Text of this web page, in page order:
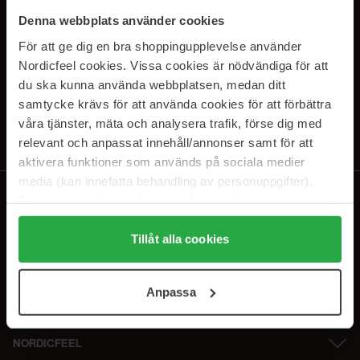
Denna webbplats använder cookies
För att ge dig en bra shoppingupplevelse använder
Nordicfeel cookies. Vissa cookies är nödvändiga för att
du ska kunna använda webbplatsen, medan ditt
samtycke krävs för att använda cookies för att förbättra
våra tjänster, mäta och analysera trafik, förse dig med
relevant och anpassat innehåll/annonser samt för att
aktivera funktioner som används på sociala medier
media (kan innefatta behandling av personuppgifter).
Genom att trycka på "Tillåt alla cookies" accepterar du
alla cookies, medan du under "Detaljer" kan anpassa
användningen av cookies. Du kan när som helst återkalla
samt vår Integritetspolicy.
Tillåt alla cookies
Anpassa
PRENUMERERA PÅ VÅRA
NYHETSBREV
E-postadress
Genom att prenumerera accepterar du vårIntegritetspolicy.
NORDICFEEL